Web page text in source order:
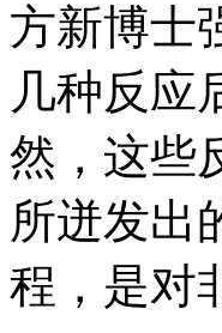
方新博士
几种反应
然，这些
所迸发出
程，是对